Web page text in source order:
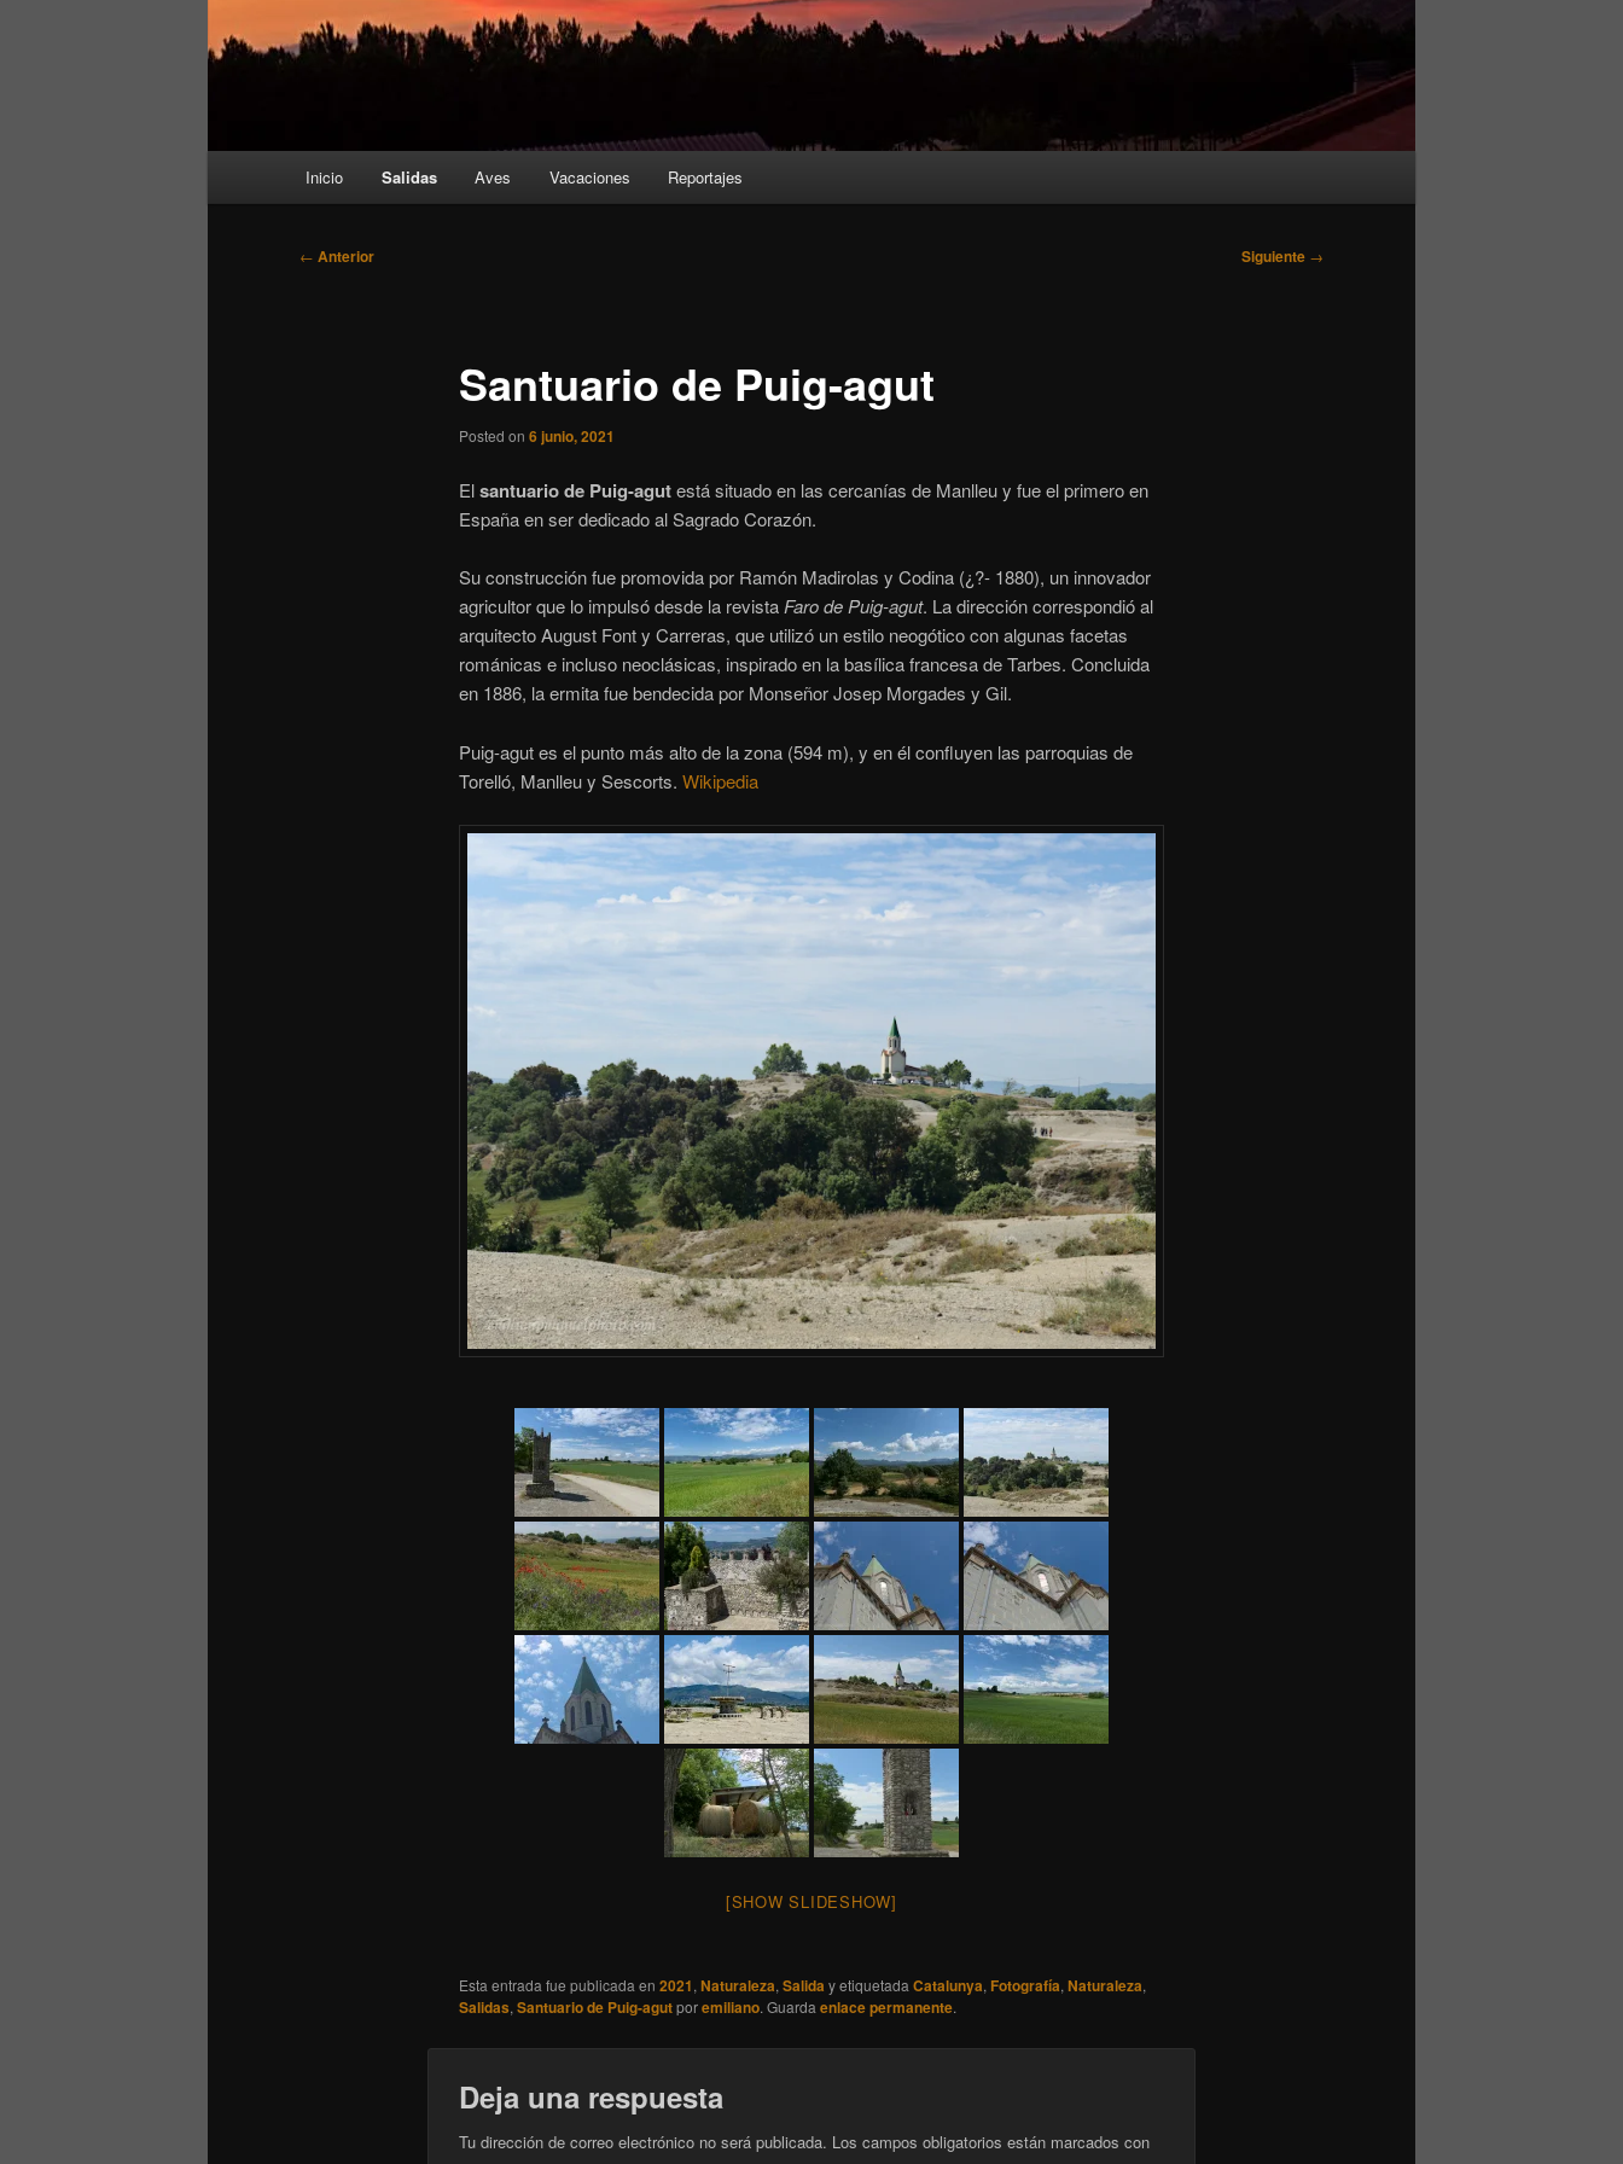
Inicio Salidas Aves Vacaciones Reportajes
Navegación
← Anterior Siguiente →
Santuario de Puig-agut
Posted on 6 junio, 2021
Elsantuario de Puig-agutestá situado en las cercanías de Manlleu y fue el primero en
España en ser dedicado al Sagrado Corazón.
Su construcción fue promovida por Ramón Madirolas y Codina (¿?- 1880), un innovador
agricultor que lo impulsó desde la revistaFaro de Puig-agut. La dirección correspondió al
arquitecto August Font y Carreras, que utilizó un estilo neogótico con algunas facetas
románicas e incluso neoclásicas, inspirado en la basílica francesa de Tarbes. Concluida
en 1886, la ermita fue bendecida por Monseñor Josep Morgades y Gil.
Puig-agut es el punto más alto de la zona (594 m), y en él confluyen las parroquias de
Torelló, Manlleu y Sescorts. Wikipedia
[SHOW SLIDESHOW]
Esta entrada fue publicada en 2021, Naturaleza, Salida y etiquetada Catalunya, Fotografía, Naturaleza,
Salidas, Santuario de Puig-agutporemiliano. Guarda enlace permanente.
Deja una respuesta
Tu dirección de correo electrónico no será publicada. Los campos obligatorios están marcados con